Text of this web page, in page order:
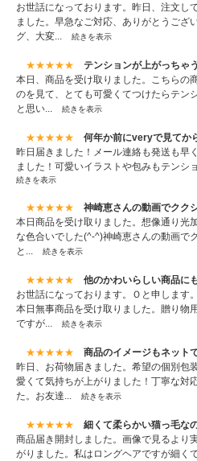
お世話になっております。昨日、注文し
ました。早急なご対応、ありがとうござ
グ、大変...
続きを表示
★★★★★
テンションが上がっちゃ
本日、商品を受け取りました。こちらの
のを見て、とても可愛くてつけたらテン
と思い...
続きを表示
★★★★★
何年か前にveryで見てか
昨日届きました！メール連絡も発送も早
ました！可愛いイラストや包みもテン
続きを表示
★★★★★
神崎恵さんの動画でクク
本日商品を受け取りました。想像通り光
な色合いでした(^-^)神崎恵さんの動画で
と...
続きを表示
★★★★★
他のかわいらしい商品に
お世話になっております。Ｏと申します
本日無事商品を受け取りました。贈り物
ですが...
続きを表示
★★★★★
商品のイメージもネット
昨日、お荷物届きました。希望の個別包
愛くて気持ちが上がりました！丁寧な対
た。お友達...
続きを表示
★★★★★
細くて柔らかい猫っ毛な
商品届き開封しました。画像で見るより
がりました。私はロングヘアですが細く